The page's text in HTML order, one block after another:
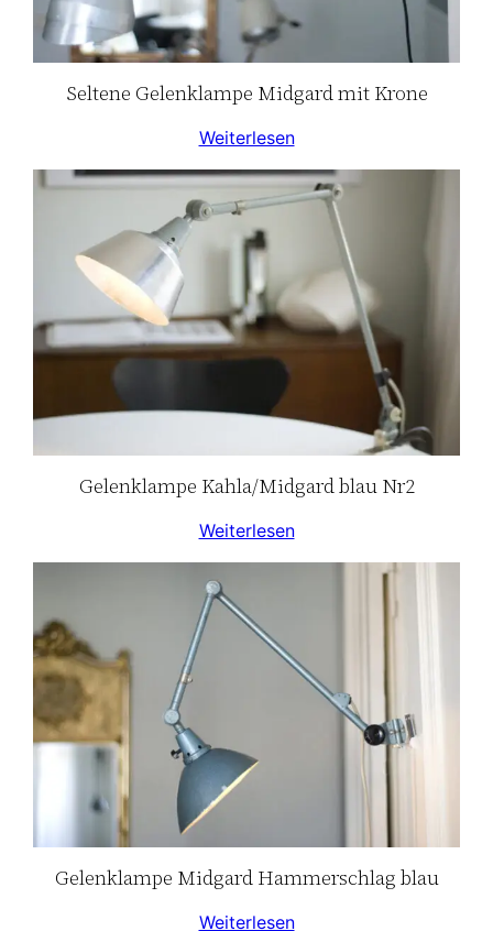
Seltene Gelenklampe Midgard mit Krone
Weiterlesen
Gelenklampe Kahla/Midgard blau Nr2
Weiterlesen
Gelenklampe Midgard Hammerschlag blau
Weiterlesen